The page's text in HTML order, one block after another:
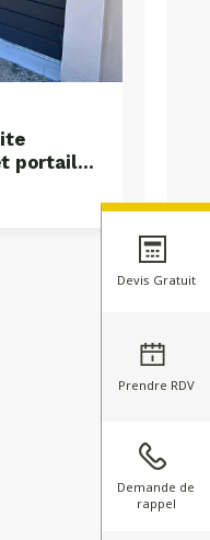
portail
Devis Gratuit
Prendre RDV
Demande de
rappel